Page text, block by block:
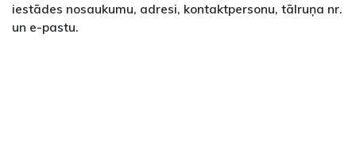
iestādes nosaukumu, adresi, kontaktpersonu, tālruņa nr.
un e-pastu.